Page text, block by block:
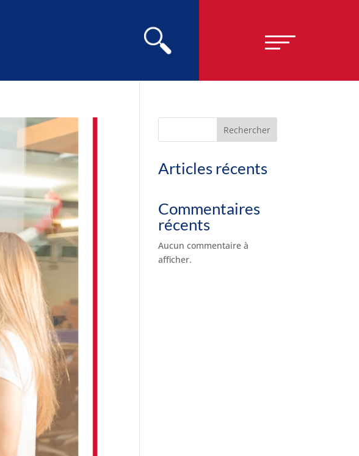
Rechercher
Articles récents
Commentaires
récents
Aucun commentaire à
afficher.